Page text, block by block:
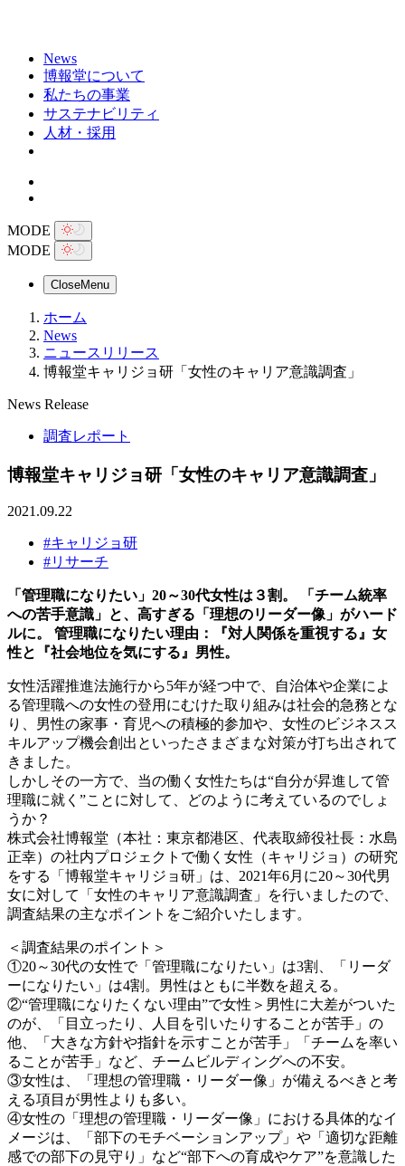
News
博報堂について
私たちの事業
サステナビリティ
人材・採用
MODE
MODE
CloseMenu
ホーム
News
ニュースリリース
博報堂キャリジョ研「女性のキャリア意識調査」
News Release
調査レポート
博報堂キャリジョ研「女性のキャリア意識調査」
2021.09.22
#キャリジョ研
#リサーチ
「管理職になりたい」20～30代女性は３割。 「チーム統率
への苦手意識」と、高すぎる「理想のリーダー像」がハード
ルに。 管理職になりたい理由：『対人関係を重視する』女
性と『社会地位を気にする』男性。
女性活躍推進法施行から5年が経つ中で、自治体や企業によ
る管理職への女性の登用にむけた取り組みは社会的急務とな
り、男性の家事・育児への積極的参加や、女性のビジネスス
キルアップ機会創出といったさまざまな対策が打ち出されて
きました。
しかしその一方で、当の働く女性たちは“自分が昇進して管
理職に就く”ことに対して、どのように考えているのでしょ
うか？
株式会社博報堂（本社：東京都港区、代表取締役社長：水島
正幸）の社内プロジェクトで働く女性（キャリジョ）の研究
をする「博報堂キャリジョ研」は、2021年6月に20～30代男
女に対して「女性のキャリア意識調査」を行いましたので、
調査結果の主なポイントをご紹介いたします。
＜調査結果のポイント＞
①20～30代の女性で「管理職になりたい」は3割、「リーダ
ーになりたい」は4割。男性はともに半数を超える。
②“管理職になりたくない理由”で女性＞男性に大差がついた
のが、「目立ったり、人目を引いたりすることが苦手」の
他、「大きな方針や指針を示すことが苦手」「チームを率い
ることが苦手」など、チームビルディングへの不安。
③女性は、「理想の管理職・リーダー像」が備えるべきと考
える項目が男性よりも多い。
④女性の「理想の管理職・リーダー像」における具体的なイ
メージは、「部下のモチベーションアップ」や「適切な距離
感での部下の見守り」など“部下への育成やケア”を意識した